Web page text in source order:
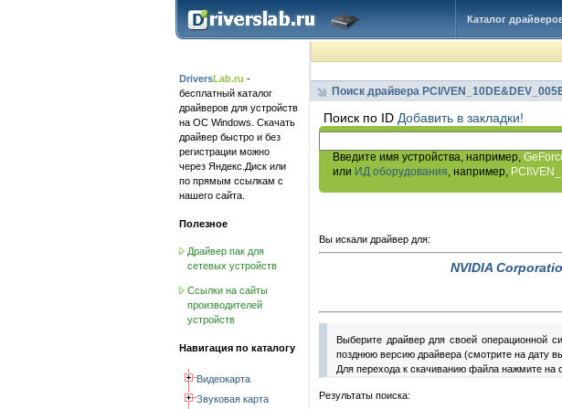
Каталог
DriversLab.ru -
бесплатный каталог
драйверов для устройств
на ОС Windows. Скачать
драйвер быстро и без
регистрации можно
через Яндекс.Диск или
по прямым ссылкам с
нашего сайта.
Полезное
Драйвер пак для
сетевых устройств
Ссылки на сайты
производителей
устройств
Навигация по каталогу
Видеокарта
Звуковая карта
Поиск драйвера PCI/
Поиск по ID Добавить в закладки!
Введите имя устройства, например,
или ИД оборудования, например,
Вы искали драйвер для:
NVIDIA
Выберите драйвер для своей операционной
позднюю версию драйвера (смотрите на дату
Для перехода к скачиванию файла нажмите на
Результаты поиска: